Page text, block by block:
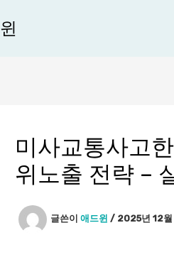
미사교통사고
위노출 전략 –
글쓴이 애드윈 / 2025년 12